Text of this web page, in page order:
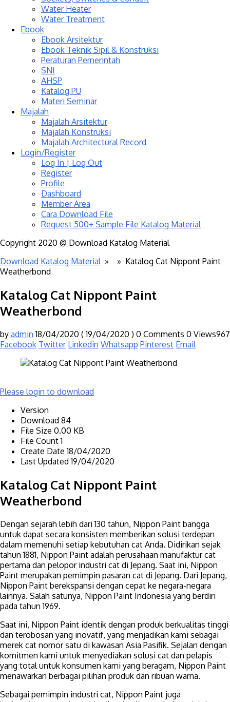
Water Heater
Water Treatment
Ebook
Ebook Arsitektur
Ebook Teknik Sipil & Konstruksi
Peraturan Pemerintah
SNI
AHSP
Katalog PU
Materi Seminar
Majalah
Majalah Arsitektur
Majalah Konstruksi
Majalah Architectural Record
Login/Register
Log In | Log Out
Register
Profile
Dashboard
Member Area
Cara Download File
Request 500+ Sample File Katalog Material
Copyright 2020 @ Download Katalog Material
Download Katalog Material» » Katalog Cat Nippont Paint
Weatherbond
Katalog Cat Nippont Paint
Weatherbond
by admin 18/04/2020 ( 19/04/2020 ) 0 Comments 0 Views967
Facebook Twitter Linkedin Whatsapp Pinterest Email
Please login to download
Version
Download 84
File Size 0.00 KB
File Count1
Create Date18/04/2020
Last Updated19/04/2020
Katalog Cat Nippont Paint
Weatherbond
Dengan sejarah lebih dari 130 tahun, Nippon Paint bangga
untuk dapat secara konsisten memberikan solusi terdepan
dalam memenuhi setiap kebutuhan cat Anda. Didirikan sejak
tahun 1881, Nippon Paint adalah perusahaan manufaktur cat
pertama dan pelopor industri cat di Jepang. Saat ini, Nippon
Paint merupakan pemimpin pasaran cat di Jepang. Dari Jepang,
Nippon Paint berekspansi dengan cepat ke negara-negara
lainnya. Salah satunya, Nippon Paint Indonesia yang berdiri
pada tahun 1969.
Saat ini, Nippon Paint identik dengan produk berkualitas tinggi
dan terobosan yang inovatif, yang menjadikan kami sebagai
merek cat nomor satu di kawasan Asia Pasifik. Sejalan dengan
komitmen kami untuk menyediakan solusi cat dan pelapis
yang total untuk konsumen kami yang beragam, Nippon Paint
menawarkan berbagai pilihan produk dan ribuan warna.
Sebagai pemimpin industri cat, Nippon Paint juga